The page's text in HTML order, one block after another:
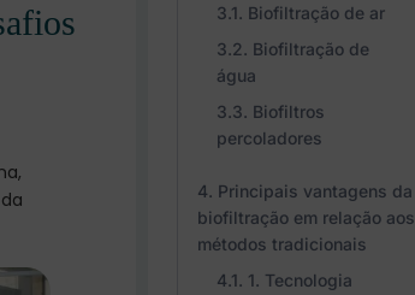
Biofiltração de ar
Biofiltração de
água
Biofiltros
percoladores
Principais vantagens da
biofiltração em relação aos
métodos tradicionais
1. Tecnologia